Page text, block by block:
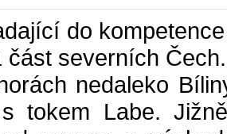
do
část severních
nedaleko
tokem Labe.